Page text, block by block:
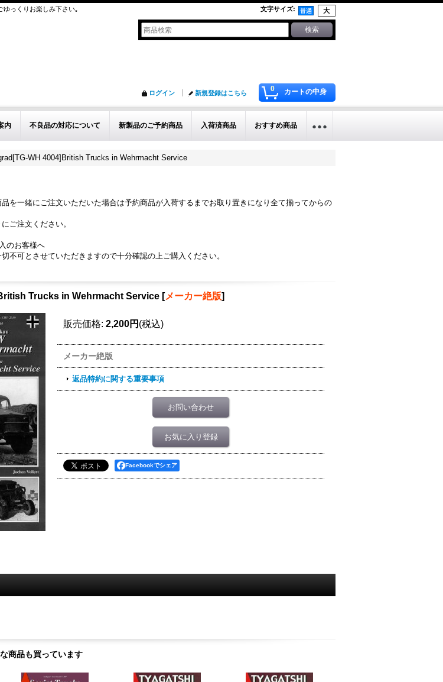
ゆっくりお楽しみ下さい｡ 文字サイズ:
0 カートの中身
ログイン 新規登録はこちら
内 不良品の対応について 新製品のご予約商品 入荷済商品 おすすめ商品
WH 4004]British Trucks in Wehrmacht Service
を一緒にご注文いただいた場合は予約商品が入荷するまでお取り置きになり全て揃ってからの
ご注文ください。
のお客様へ
不可とさせていただきますので十分確認の上ご購入ください。
Trucks in Wehrmacht Service [メーカー絶版]
販売価格: 2,200円 (税込)
メーカー絶版
返品特約に関する重要事項
お問い合わせ
お気に入り登録
Facebookでシェア
商品も買っています